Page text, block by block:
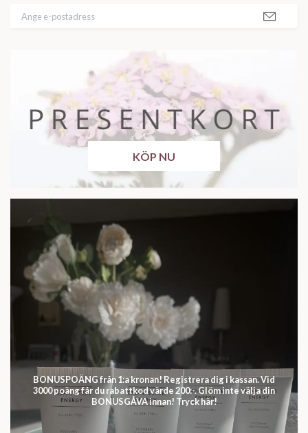
KÖP NU
BONUSPOÄNG från 1:a kronan! Registrera dig i kassan. Vid
3000 poäng får du rabattkod värde 200:-. Glöm inte välja din
BONUSGÅVA innan! Tryck här!